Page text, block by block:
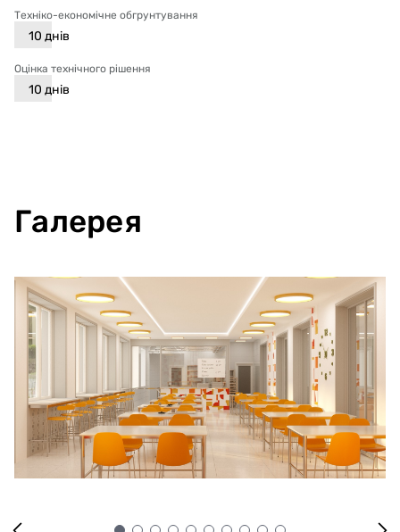
Техніко-економічне обгрунтування
10 днів
Оцінка технічного рішення
10 днів
Галерея